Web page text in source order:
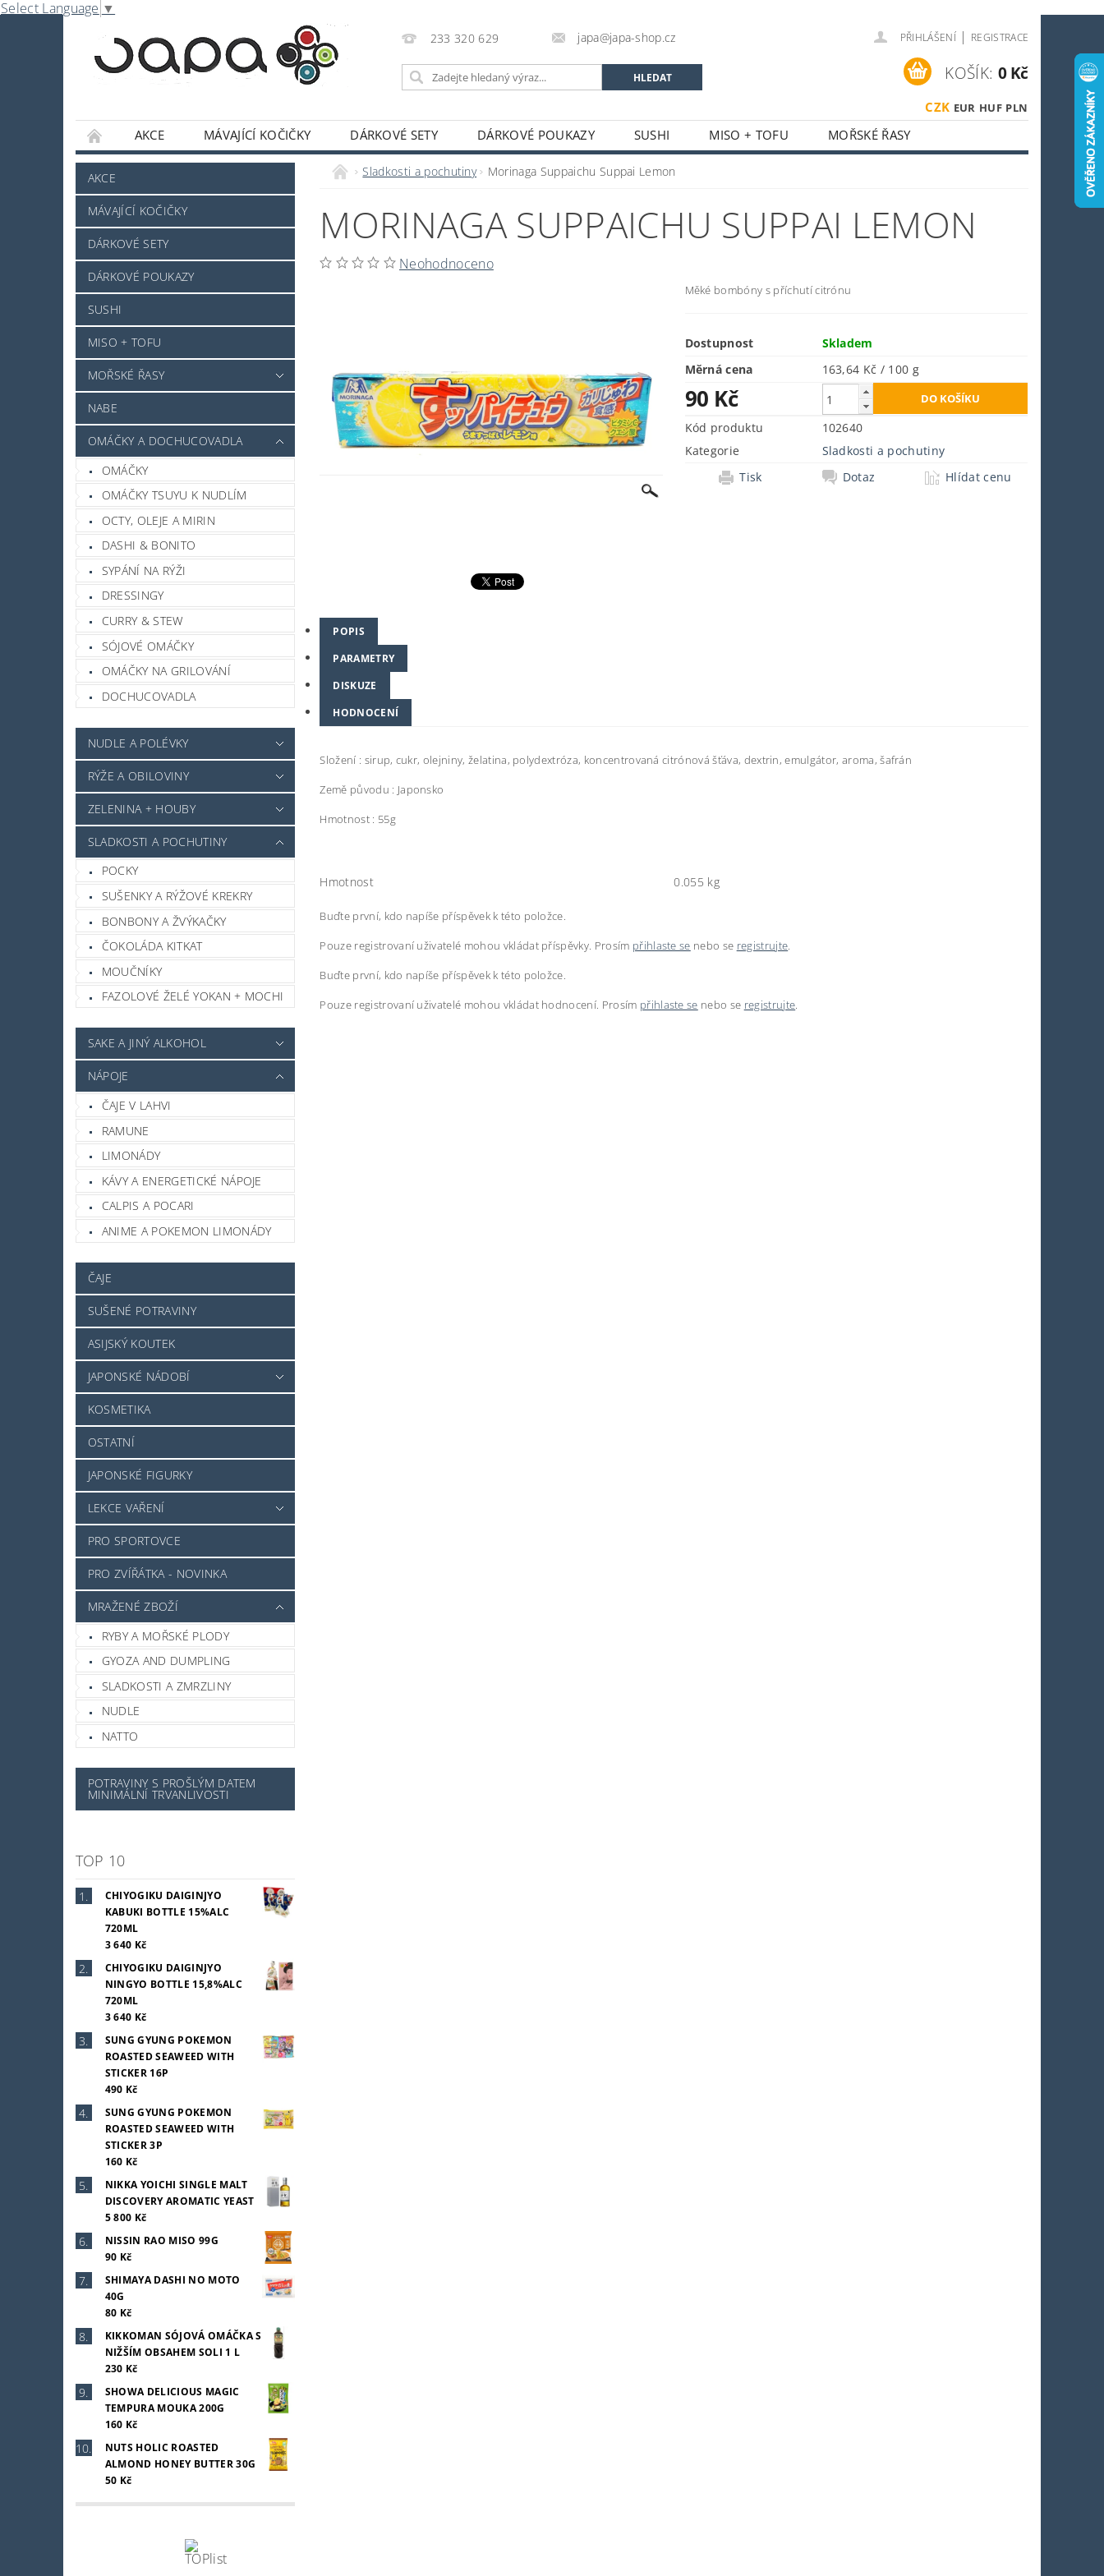
Select Language ▼
233 320 629 japa@japa-shop.cz PŘIHLÁŠENÍ | REGISTRACE
CZK EUR HUF PLN
KOŠÍK: 0 Kč
AKCE MÁVAJÍCÍ KOČIČKY DÁRKOVÉ SETY DÁRKOVÉ POUKAZY SUSHI MISO + TOFU
MOŘSKÉ ŘASY
NABE
OMÁČKY A DOCHUCOVADLA NUDLE A POLÉVKY RÝŽE A OBILOVINY
SLADKOSTI A POCHUTINY
SAKE A JINÝ ALKOHOL
JAPONSKÉ NÁDOBÍ
KOSMETIKA OSTATNÍ JAPONSKÉ FIGURKY LEKCE VAŘENÍ
PRO SPORTOVCE
PRO ZVÍŘÁTKA - NOVINKA
MRAŽENÉ ZBOŽÍ
NAPIŠTE NÁM
AKCE
MÁVAJÍCÍ KOČIČKY
DÁRKOVÉ SETY
DÁRKOVÉ POUKAZY
SUSHI
MISO + TOFU
MOŘSKÉ ŘASY
NABE
OMÁČKY A DOCHUCOVADLA
OMÁČKY
OMÁČKY TSUYU K NUDLÍM
OCTY, OLEJE A MIRIN
DASHI & BONITO
SYPÁNÍ NA RÝŽI
DRESSINGY
CURRY & STEW
SÓJOVÉ OMÁČKY
OMÁČKY NA GRILOVÁNÍ
DOCHUCOVADLA
NUDLE A POLÉVKY
RÝŽE A OBILOVINY
ZELENINA + HOUBY
SLADKOSTI A POCHUTINY
POCKY
SUŠENKY A RÝŽOVÉ KREKRY
BONBONY A ŽVÝKAČKY
ČOKOLÁDA KITKAT
MOUČNÍKY
FAZOLOVÉ ŽELÉ YOKAN + MOCHI
SAKE A JINÝ ALKOHOL
NÁPOJE
ČAJE V LAHVI
RAMUNE
LIMONÁDY
KÁVY A ENERGETICKÉ NÁPOJE
CALPIS A POCARI
ANIME A POKEMON LIMONÁDY
ČAJE
SUŠENÉ POTRAVINY
ASIJSKÝ KOUTEK
JAPONSKÉ NÁDOBÍ
KOSMETIKA
OSTATNÍ
JAPONSKÉ FIGURKY
LEKCE VAŘENÍ
PRO SPORTOVCE
PRO ZVÍŘÁTKA - NOVINKA
MRAŽENÉ ZBOŽÍ
RYBY A MOŘSKÉ PLODY
GYOZA AND DUMPLING
SLADKOSTI A ZMRZLINY
NUDLE
NATTO
POTRAVINY S PROŠLÝM DATEM
MINIMÁLNÍ TRVANLIVOSTI
TOP 10
CHIYOGIKU DAIGINJYO
KABUKI BOTTLE 15%ALC
720ML
3 640 Kč
CHIYOGIKU DAIGINJYO
NINGYO BOTTLE 15,8%ALC
720ML
3 640 Kč
SUNG GYUNG POKEMON
ROASTED SEAWEED WITH
STICKER 16P
490 Kč
SUNG GYUNG POKEMON
ROASTED SEAWEED WITH
STICKER 3P
160 Kč
NIKKA YOICHI SINGLE MALT
DISCOVERY AROMATIC YEAST
5 800 Kč
NISSIN RAO MISO 99G
90 Kč
SHIMAYA DASHI NO MOTO
40G
80 Kč
KIKKOMAN SÓJOVÁ OMÁČKA S
NIŽŠÍM OBSAHEM SOLI 1 L
230 Kč
SHOWA DELICIOUS MAGIC
TEMPURA MOUKA 200G
160 Kč
NUTS HOLIC ROASTED
ALMOND HONEY BUTTER 30G
50 Kč
Sladkosti a pochutiny Morinaga Suppaichu Suppai Lemon
MORINAGA SUPPAICHU SUPPAI LEMON
Neohodnoceno
Měké bombóny s příchutí citrónu
Dostupnost
Skladem
Měrná cena
163,64 Kč / 100 g
90 Kč
Kód produktu
102640
Kategorie
Sladkosti a pochutiny
Tisk
Dotaz Hlídat cenu
POPIS
PARAMETRY
DISKUZE
HODNOCENÍ
Složení : sirup, cukr, olejniny, želatina, polydextróza, koncentrovaná citrónová šťáva, dextrin, emulgátor, aroma, šafrán
Země původu : Japonsko
Hmotnost : 55g
Hmotnost 0.055 kg
Buďte první, kdo napíše příspěvek k této položce.
Pouze registrovaní uživatelé mohou vkládat příspěvky. Prosím přihlaste se nebo se registrujte.
Buďte první, kdo napíše příspěvek k této položce.
Pouze registrovaní uživatelé mohou vkládat hodnocení. Prosím přihlaste se nebo se registrujte.